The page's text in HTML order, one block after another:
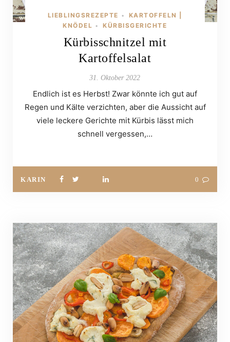
LIEBLINGSREZEPTE •
KARTOFFELN |
KNÖDEL • KÜRBISGERICHTE
Kürbisschnitzel mit
Kartoffelsalat
31. Oktober 2022
Endlich ist es Herbst! Zwar könnte ich gut auf
Regen und Kälte verzichten, aber die Aussicht auf
viele leckere Gerichte mit Kürbis lässt mich
schnell vergessen,…
KARIN 0